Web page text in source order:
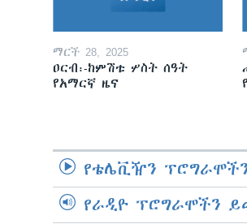
ማርች 28, 2025
ዐርብ፡-ከምሽቱ ሦስት ሰዓት
የአማርኛ ዜና
የቴሌቪዥን
የራዲዮ ፕሮግራሞችን